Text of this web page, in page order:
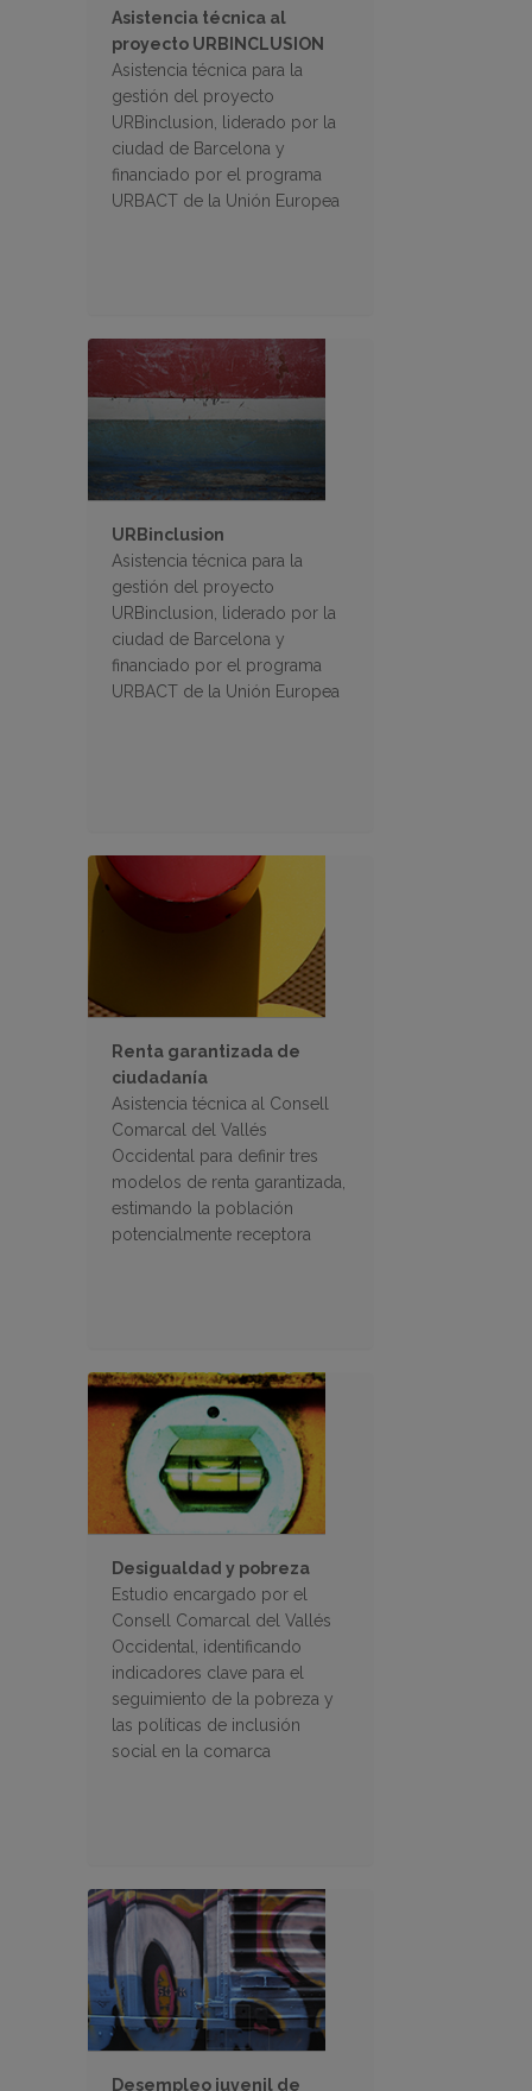
Asistencia técnica al
proyecto URBINCLUSION
Asistencia técnica para la
gestión del proyecto
URBinclusion, liderado por la
ciudad de Barcelona y
financiado por el programa
URBACT de la Unión Europea
URBinclusion
Asistencia técnica para la
gestión del proyecto
URBinclusion, liderado por la
ciudad de Barcelona y
financiado por el programa
URBACT de la Unión Europea
Renta garantizada de
ciudadanía
Asistencia técnica al Consell
Comarcal del Vallés
Occidental para definir tres
modelos de renta garantizada,
estimando la población
potencialmente receptora
Desigualdad y pobreza
Estudio encargado por el
Consell Comarcal del Vallés
Occidental, identificando
indicadores clave para el
seguimiento de la pobreza y
las políticas de inclusión
social en la comarca
Desempleo juvenil de